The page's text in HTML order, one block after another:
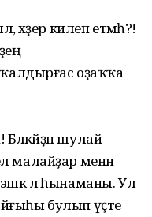
килеп етмәһә?!
оҙаҡҡа
шулай
малайҙар менән
лә һынаманы. Ул
булып үҫте